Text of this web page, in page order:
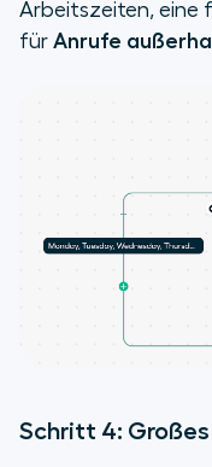
Arbeitszeiten, eine
für Anrufe
Schritt 4: